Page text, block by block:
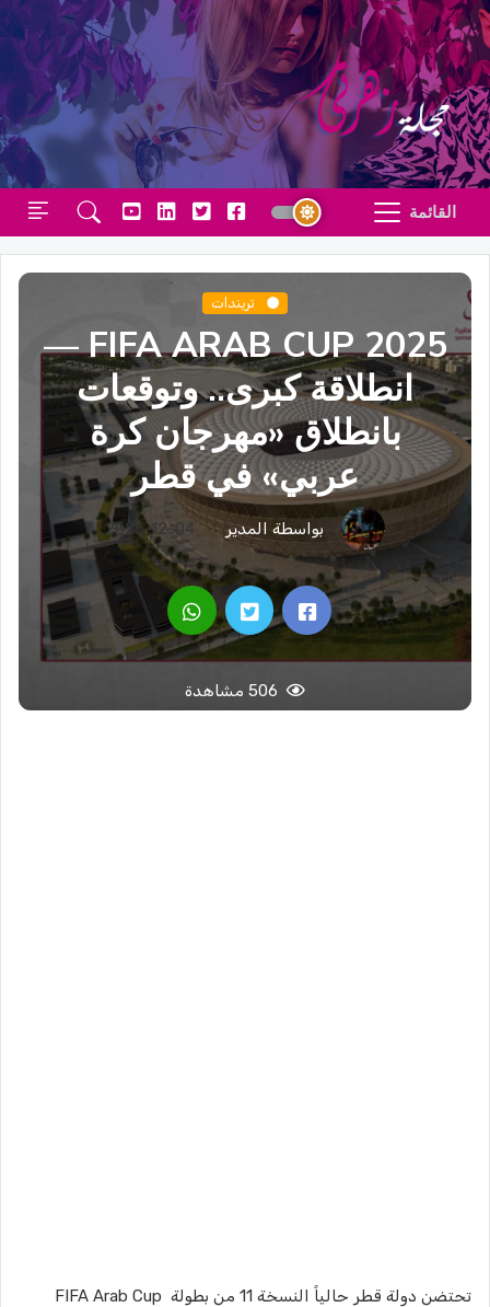
القائمة
تريندات
2025 FIFA ARAB CUP —
انطلاقة كبرى.. وتوقعات
بانطلاق «مهرجان كرة
عربي» في قطر
بواسطة المدير 2025-12-04
تحتضن دولة قطر حالياً النسخة 11 من بطولة FIFA Arab Cup